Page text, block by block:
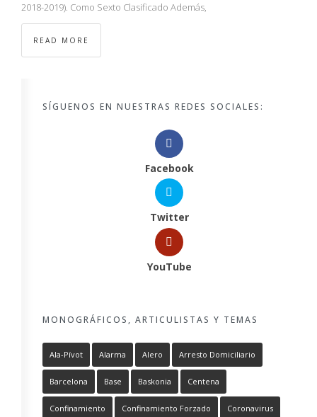
2018-2019). Como Sexto Clasificado Además,
READ MORE
SÍGUENOS EN NUESTRAS REDES SOCIALES:
Facebook
Twitter
YouTube
MONOGRÁFICOS, ARTICULISTAS Y TEMAS
Ala-Pívot Alarma Alero Arresto Domiciliario
Barcelona Base Baskonia Centena
Confinamiento Confinamiento Forzado Coronavirus